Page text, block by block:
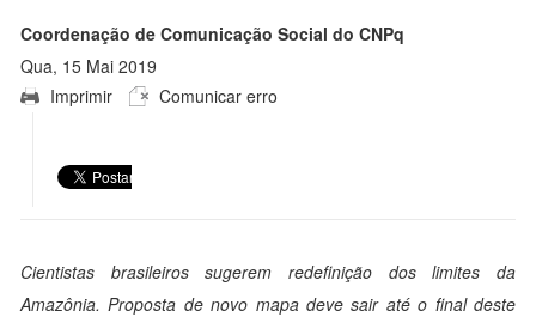
Coordenação de Comunicação Social do CNPq
Qua, 15 Mai 2019
11:48:00 -0300
Imprimir Comunicar erro
Cientistas brasileiros sugerem redefinição dos limites da
Amazônia. Proposta de novo mapa deve sair até o final deste